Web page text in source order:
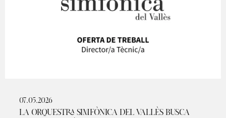
07.05.2026
LA ORQUESTRA SIMFÒNICA DEL VALLÈS BUSCA